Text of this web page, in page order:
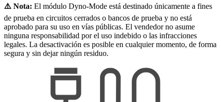
⚠️ Nota: El módulo Dyno-Mode está destinado únicamente a fines
de prueba en circuitos cerrados o bancos de prueba y no está
aprobado para su uso en vías públicas. El vendedor no asume
ninguna responsabilidad por el uso indebido o las infracciones
legales. La desactivación es posible en cualquier momento, de forma
segura y sin dejar ningún residuo.